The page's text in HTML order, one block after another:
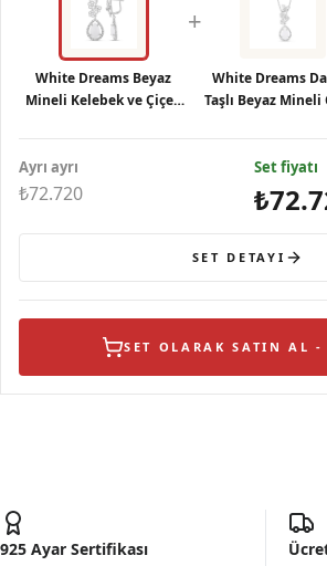
White Dreams Beyaz
Mineli Kelebek ve Çiçek
+
White Dreams
Taşlı Beyaz Mineli
Kolye
Ayrı ayrı
₺72.720
Set fiyatı
SET DETAYI
SET OLARAK SATIN AL
925 Ayar Sertifikası